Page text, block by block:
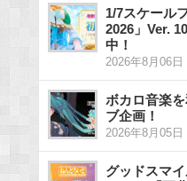
1/7スケール
2026」Ver.
中！
2026年8月06日
ボカロ音楽
ブ企画！
2026年8月05日
グッドスマ